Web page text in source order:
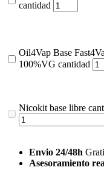
cantidad
Oil4Vap Base
100%VG cantidad
Nicokit base libre
Envio 24/48h
Asesoramiento